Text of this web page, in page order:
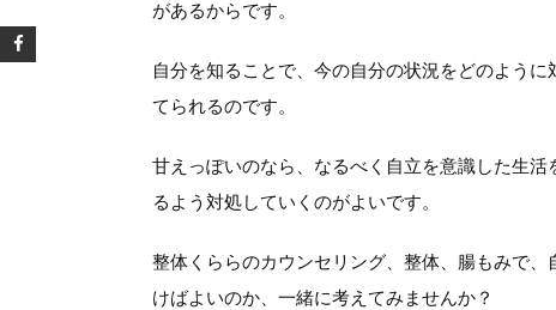
があるからです。
自分を知ることで、今の自分の状況をどのよう
てられるのです。
甘えっぽいのなら、なるべく自立を意識した生
るよう対処していくのがよいです。
整体くららのカウンセリング、整体、腸もみで
けばよいのか、一緒に考えてみませんか？